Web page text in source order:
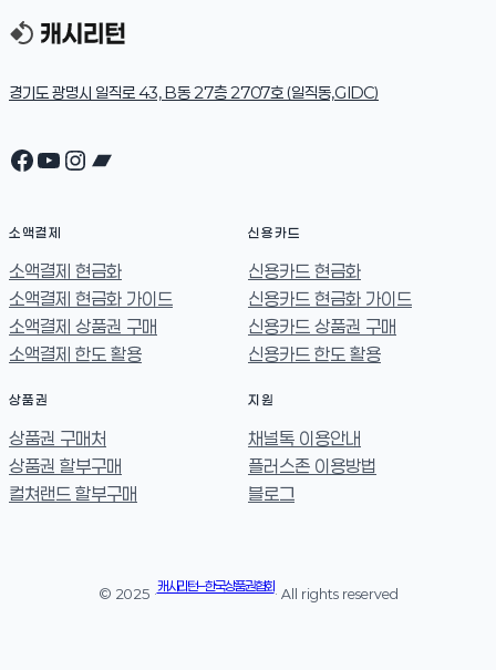
경기도 광명시 일직로 43, B동 27층 2707호 (일직동,GIDC)
Facebook
YouTube
Instagram
Bandcamp
소액결제
소액결제 현금화
소액결제 현금화 가이드
소액결제 상품권 구매
소액결제 한도 활용
신용카드
신용카드 현금화
신용카드 현금화 가이드
신용카드 상품권 구매
신용카드 한도 활용
상품권
상품권 구매처
상품권 할부구매
컬쳐랜드 할부구매
지원
채널톡 이용안내
플러스존 이용방법
블로그
© 2025 ·
캐시리턴 – 한국상품권협회
· All rights reserved